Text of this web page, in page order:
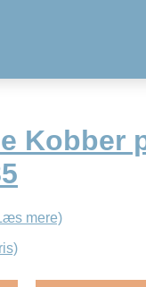
Kobber
mere)